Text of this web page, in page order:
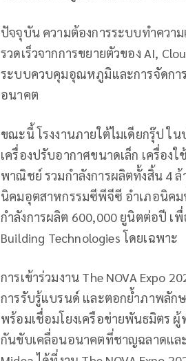
ปัจจุบัน ความต้องการระบบทำควา
รวดเร็วจากการขยายตัวของ AI,
ระบบควบคุมอุณหภูมิและการจัดกา
อนาคต
ขณะนี้ โรงงานภายใต้ไมเดียกรุ๊ป ใ
เครื่องปรับอากาศขนาดเล็ก เครื่อ
พาณิชย์ รวมกำลังการผลิตทั้งสิ้น 4
นิคมอุตสาหกรรมซีพีจีซี อำเภอนิคม
กำลังการผลิต 600,000 ยูนิตต่อปี เ
Building Technologies โดยเฉพาะ
การเข้าร่วมงาน The NOVA Expo
การรับรู้แบรนด์ และตอกย้ำภาพลัก
พร้อมเชื่อมโยงเครือข่ายพันธมิตร
กันขับเคลื่อนอนาคตที่ชาญฉลาดแล